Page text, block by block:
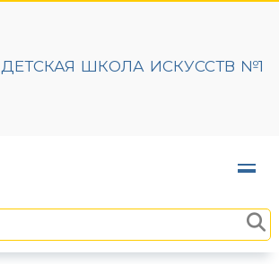
ДЕТСКАЯ ШКОЛА ИСКУССТВ №1